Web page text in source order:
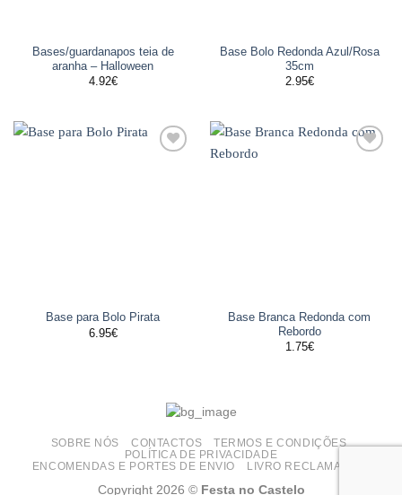
Bases/guardanapos teia de
aranha – Halloween
4.92€
Base Bolo Redonda Azul/Rosa
35cm
2.95€
Base para Bolo Pirata
6.95€
Base Branca Redonda com
Rebordo
1.75€
SOBRE NÓS CONTACTOS
TERMOS E CONDIÇÕES
POLÍTICA DE PRIVACIDADE
ENCOMENDAS E PORTES DE ENVIO
LIVRO RECLAMAÇÕES
Copyright 2026 © Festa no Castelo